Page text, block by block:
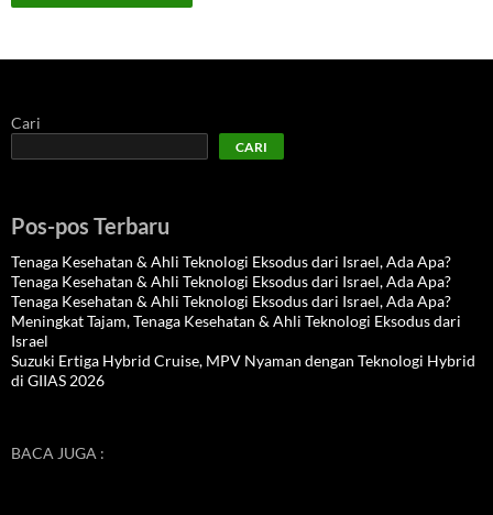
Cari
CARI
Pos-pos Terbaru
Tenaga Kesehatan & Ahli Teknologi Eksodus dari Israel, Ada Apa?
Tenaga Kesehatan & Ahli Teknologi Eksodus dari Israel, Ada Apa?
Tenaga Kesehatan & Ahli Teknologi Eksodus dari Israel, Ada Apa?
Meningkat Tajam, Tenaga Kesehatan & Ahli Teknologi Eksodus dari
Israel
Suzuki Ertiga Hybrid Cruise, MPV Nyaman dengan Teknologi Hybrid
di GIIAS 2026
BACA JUGA :